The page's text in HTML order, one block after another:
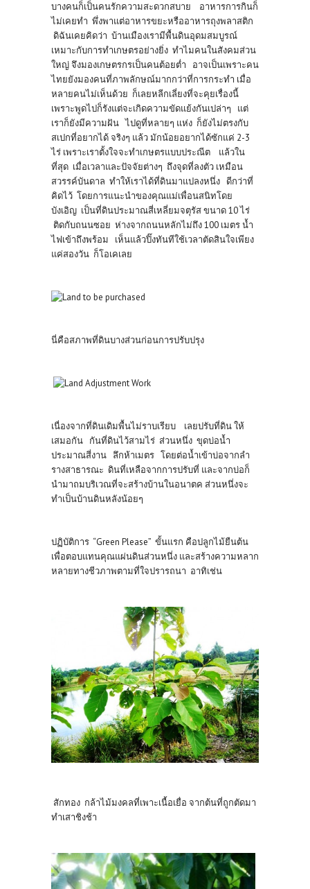
บางคนก็เป็นคนรักความสะดวกสบาย อาหารการกินก็
ไม่เคยทำ พึ่งพาแต่อาหารขยะหรืออาหารถุงพลาสติก
ดิฉันเคยคิดว่า บ้านเมืองเรามีพื้นดินอุดมสมบูรณ์
เหมาะกับการทำเกษตรอย่างยิ่ง ทำไมคนในสังคมส่วน
ใหญ่ จึงมองเกษตรกรเป็นคนต้อยต่ำ อาจเป็นเพราะคน
ไทยยังมองคนที่ภาพลักษณ์มากกว่าที่การกระทำ เมื่อ
หลายคนไม่เห็นด้วย ก็เลยหลีกเลี่ยงที่จะคุยเรื่องนี้
เพราะพูดไปก็รังแต่จะเกิดความขัดแย้งกันเปล่าๆ แต่
เราก็ยังมีความฝัน ไปดูที่หลายๆ แห่ง ก็ยังไม่ตรงกับ
สเปกที่อยากได้ จริงๆ แล้ว มักน้อยอยากได้ซักแค่ 2-3
ไร่ เพราะเราตั้งใจจะทำเกษตรแบบประณีต แล้วใน
ที่สุด เมื่อเวลาและปัจจัยต่างๆ ถึงจุดที่ลงตัว เหมือน
สวรรค์บันดาล ทำให้เราได้ที่ดินมาแปลงหนึ่ง ดีกว่าที่
คิดไว้ โดยการแนะนำของคุณแม่เพื่อนสนิทโดย
บังเอิญ เป็นที่ดินประมาณสี่เหลี่ยมจตุรัส ขนาด 10 ไร่
ติดกับถนนซอย ห่างจากถนนหลักไม่ถึง 100 เมตร น้ำ
ไฟเข้าถึงพร้อม เห็นแล้วปิ๊งทันทีใช้เวลาตัดสินใจเพียง
แค่สองวัน ก็โอเคเลย
นี่คือสภาพที่ดินบางส่วนก่อนการปรับปรุง
เนื่องจากที่ดินเดิมพื้นไม่ราบเรียบ เลยปรับที่ดิน ให้
เสมอกัน กันที่ดินไว้สามไร่ ส่วนหนึ่ง ขุดบ่อน้ำ
ประมาณสี่งาน ลึกห้าเมตร โดยต่อน้ำเข้าบ่อจากลำ
รางสาธารณะ ดินที่เหลือจากการปรับที่ และจากบ่อก็
นำมาถมบริเวณที่จะสร้างบ้านในอนาตค ส่วนหนึ่งจะ
ทำเป็นบ้านดินหลังน้อยๆ
ปฏิบัติการ “Green Please” ขั้นแรก คือปลูกไม้ยืนต้น
เพื่อตอบแทนคุณแผ่นดินส่วนหนึ่ง และสร้างความหลาก
หลายทางชีวภาพตามที่ใจปรารถนา อาทิเช่น
สักทอง กล้าไม้มงคลที่เพาะเนื้อเยื่อ จากต้นที่ถูกตัดมา
ทำเสาชิงช้า